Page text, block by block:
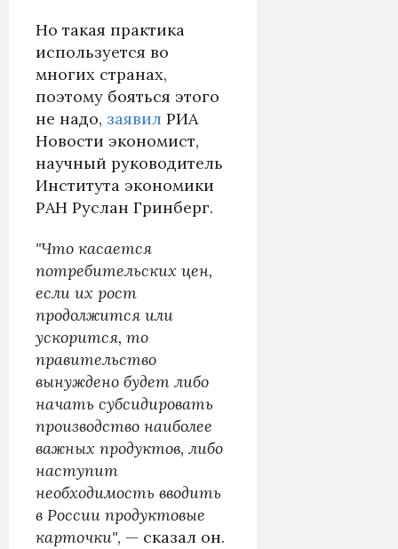
Но такая практика
используется во
многих странах,
поэтому бояться этого
не надо, заявил РИА
Новости экономист,
научный руководитель
Института экономики
РАН Руслан Гринберг.
"Что касается
потребительских цен,
если их рост
продолжится или
ускорится, то
правительство
вынуждено будет либо
начать субсидировать
производство наиболее
важных продуктов, либо
наступит
необходимость вводить
в России продуктовые
карточки", — сказал он.